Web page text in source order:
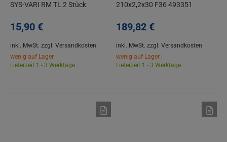
SYS-VARI RM TL 2 Stück
15,90 €
inkl. MwSt. zzgl. Versandkosten
wenig auf Lager |
Lieferzeit 1 - 3 Werktage
210x2,2x30 F36 493351
189,82 €
inkl. MwSt. zzgl. Versandkosten
wenig auf Lager |
Lieferzeit 1 - 3 Werktage